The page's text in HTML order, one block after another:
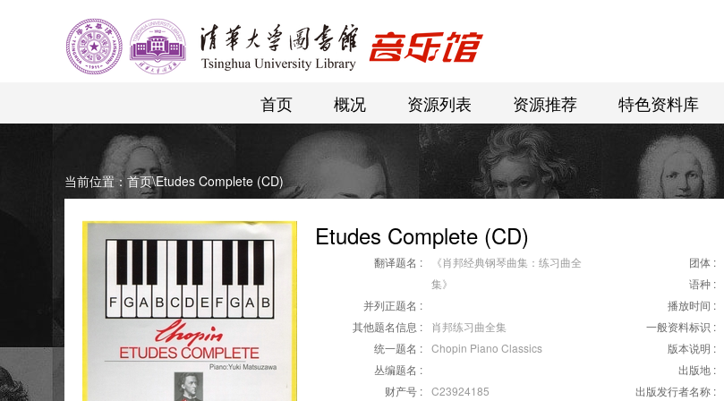
首页 概况 资源列表 资源推荐 特色资料库
当前位置： 首页\Etudes Complete (CD)
Etudes Complete (CD)
翻译题名 :
《肖邦经典钢琴曲集：练习曲全
集》
并列正题名 :
其他题名信息 :
肖邦练习曲全集
统一题名 : Chopin Piano Classics
丛编题名 :
财产号 : C23924185
团体 :
语种 :
播放时间 :
一般资料标识 :
版本说明 :
出版地 :
出版发行者名称 :